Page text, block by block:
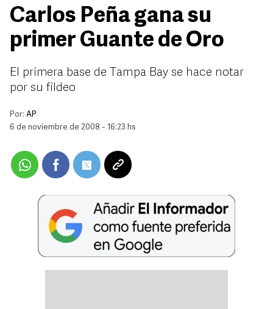
Carlos Peña gana su
primer Guante de Oro
El primera base de Tampa Bay se hace notar
por su fildeo
Por: AP
6 de noviembre de 2008 - 16:23 hs